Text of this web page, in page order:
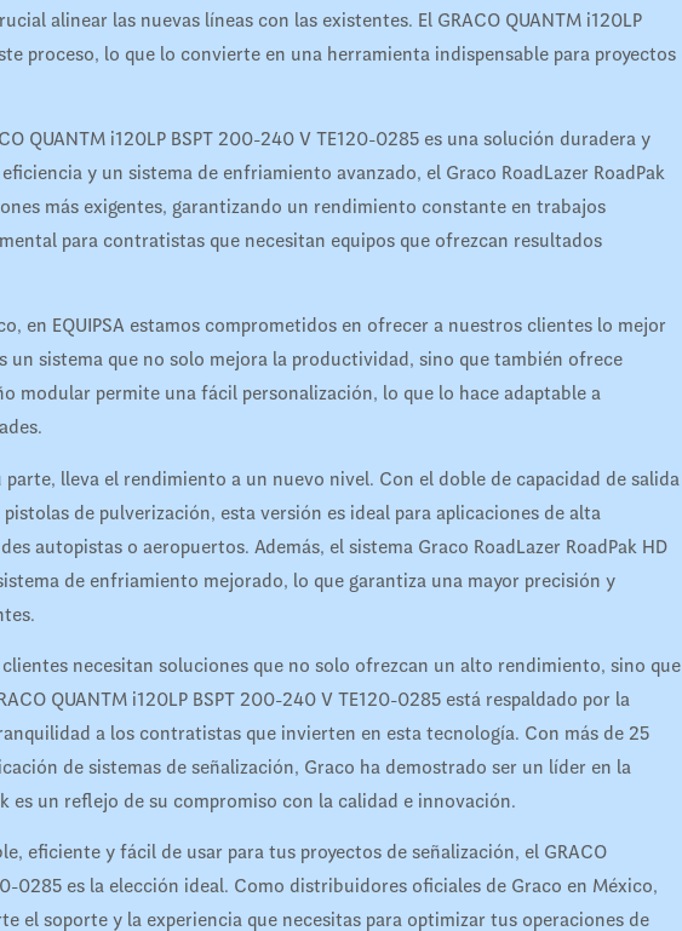
alinear las nuevas líneas con las existentes. El GRACO QUANTM i120LP
proceso, lo que lo convierte en una herramienta indispensable para proyectos
QUANTM i120LP BSPT 200-240 V TE120-0285 es una solución duradera y
y un sistema de enfriamiento avanzado, el Graco RoadLazer RoadPak
más exigentes, garantizando un rendimiento constante en trabajos
para contratistas que necesitan equipos que ofrezcan resultados
en EQUIPSA estamos comprometidos en ofrecer a nuestros clientes lo mejor
un sistema que no solo mejora la productividad, sino que también ofrece
modular permite una fácil personalización, lo que lo hace adaptable a
parte, lleva el rendimiento a un nuevo nivel. Con el doble de capacidad de salida
de pulverización, esta versión es ideal para aplicaciones de alta
autopistas o aeropuertos. Además, el sistema Graco RoadLazer RoadPak HD
de enfriamiento mejorado, lo que garantiza una mayor precisión y
clientes necesitan soluciones que no solo ofrezcan un alto rendimiento, sino que
QUANTM i120LP BSPT 200-240 V TE120-0285 está respaldado por la
a los contratistas que invierten en esta tecnología. Con más de 25
de sistemas de señalización, Graco ha demostrado ser un líder en la
es un reflejo de su compromiso con la calidad e innovación.
eficiente y fácil de usar para tus proyectos de señalización, el GRACO
0285 es la elección ideal. Como distribuidores oficiales de Graco en México,
el soporte y la experiencia que necesitas para optimizar tus operaciones de